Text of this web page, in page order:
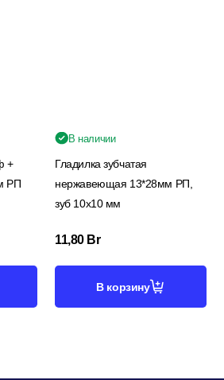
+
Резиновая ручка 450мм РП
В наличии
Гладилка зубчатая
нержавеющая 13*28мм РП,
зуб 10х10 мм
11,80 Br
В корзину